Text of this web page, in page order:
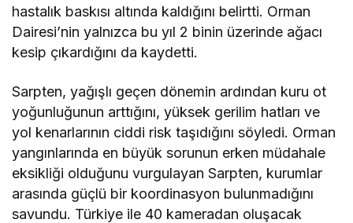
hastalık baskısı altında kaldığını belirtti. Orman
Dairesi’nin yalnızca bu yıl 2 binin üzerinde ağacı
kesip çıkardığını da kaydetti.
Sarpten, yağışlı geçen dönemin ardından kuru ot
yoğunluğunun arttığını, yüksek gerilim hatları ve
yol kenarlarının ciddi risk taşıdığını söyledi. Orman
yangınlarında en büyük sorunun erken müdahale
eksikliği olduğunu vurgulayan Sarpten, kurumlar
arasında güçlü bir koordinasyon bulunmadığını
savundu. Türkiye ile 40 kameradan oluşacak